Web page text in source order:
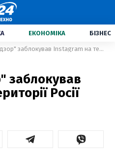
ЕКОНОМІКА БІЗНЕС
"Роскомнадзор" заблокував Instagram на території Росії
заблокував
Росії